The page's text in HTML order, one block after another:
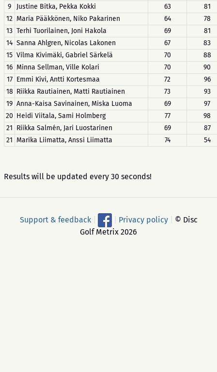
9
Justine Bitka, Pekka Kokki 63
81
12 Maria Pääkkönen, Niko Pakarinen 64
78
13 Terhi Tuorilainen, Joni Hakola 69
81
14 Sanna Ahlgren, Nicolas Lakonen 67
83
15 Vilma Kivimäki, Gabriel Särkelä 70
88
16 Minna Sellman, Ville Kolari 70
90
17 Emmi Kivi, Antti Kortesmaa 72
96
18 Riikka Rautiainen, Matti Rautiainen 73
93
19 Anna-Kaisa Savinainen, Miska Luoma 69
97
20 Heidi Viitala, Sami Holmberg 77
98
21 Riikka Salmén, Jari Luostarinen 69
87
21 Marika Liimatta, Anssi Liimatta 74 54
Results will be updated every 30 seconds!
Support & feedback Privacy policy
© Disc
Golf Metrix 2026